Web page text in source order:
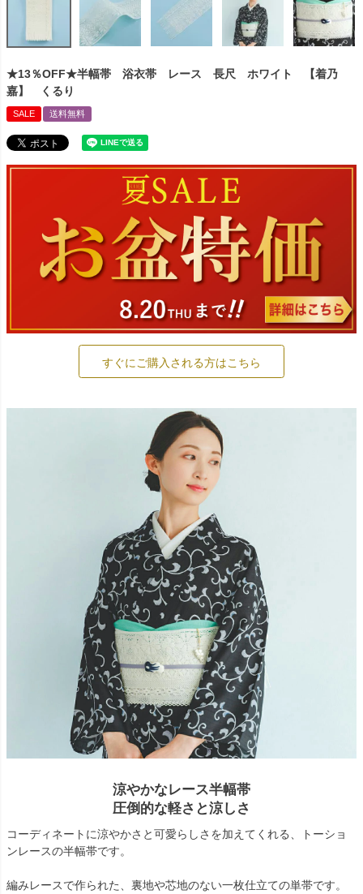
★13％OFF★半幅帯 浴衣帯 レース 長尺 ホワイト 【着乃
嘉】 くるり
SALE 送料無料
すぐにご購入される方はこちら
涼やかなレース半幅帯
圧倒的な軽さと涼しさ
コーディネートに涼やかさと可愛らしさを加えてくれる、トーショ
ンレースの半幅帯です。
編みレースで作られた、裏地や芯地のない一枚仕立ての単帯です。